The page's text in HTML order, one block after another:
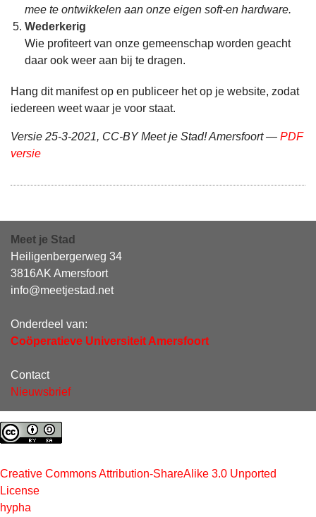
mee te ontwikkelen aan onze eigen soft-en hardware.
Wederkerig
Wie profiteert van onze gemeenschap worden geacht
daar ook weer aan bij te dragen.
Hang dit manifest op en publiceer het op je website, zodat
iedereen weet waar je voor staat.
Versie 25-3-2021, CC-BY Meet je Stad! Amersfoort — PDF
versie
Meet je Stad
Heiligenbergerweg 34
3816AK Amersfoort
info@meetjestad.net
Onderdeel van:
Coöperatieve Universiteit Amersfoort
Contact
Nieuwsbrief
Creative Commons Attribution-ShareAlike 3.0 Unported
License
hypha